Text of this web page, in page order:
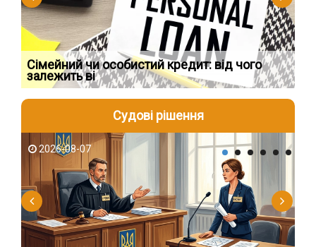
Сімейний чи особистий кредит: від чого
залежить ві
Судові рішення
2026-08-07